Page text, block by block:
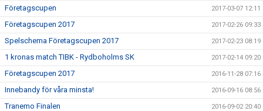
Företagscupen 2017-03-07 12:11
Företagscupen 2017 2017-02-26 09:33
Spelschema Företagscupen 2017 2017-02-23 08:19
1 kronas match TIBK - Rydboholms SK 2017-02-14 09:20
Företagscupen 2017 2016-11-28 07:16
Innebandy för våra minsta! 2016-09-16 08:56
Tranemo Finalen 2016-09-02 20:40